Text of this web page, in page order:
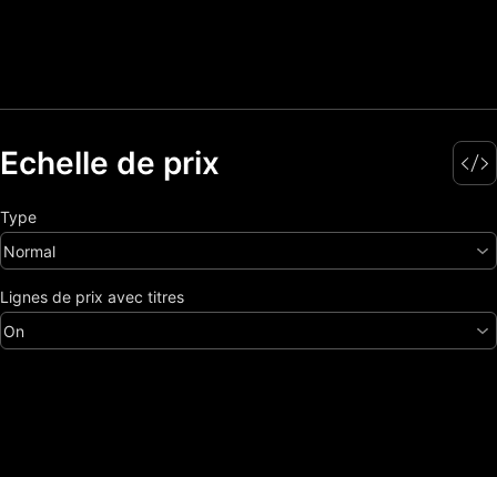
Echelle de prix
Type
Normal
Lignes de prix avec titres
On